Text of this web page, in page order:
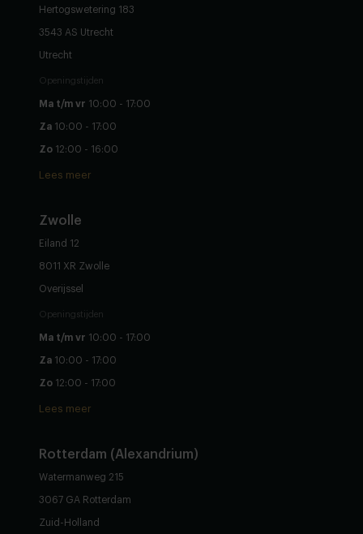
Hertogswetering 183
3543 AS Utrecht
Utrecht
Openingstijden
Ma t/m vr 10:00 - 17:00
Za 10:00 - 17:00
Zo 12:00 - 16:00
Lees meer
Zwolle
Eiland 12
8011 XR Zwolle
Overijssel
Openingstijden
Ma t/m vr 10:00 - 17:00
Za 10:00 - 17:00
Zo 12:00 - 17:00
Lees meer
Rotterdam (Alexandrium)
Watermanweg 215
3067 GA Rotterdam
Zuid-Holland